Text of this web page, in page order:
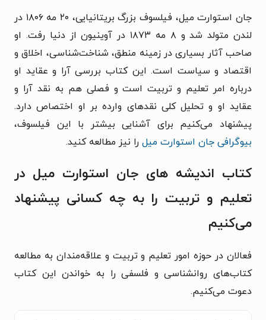
جان استوارت میل، فیلسوف بزرگ بریتانیایی، ۲۰ مه ۱۸۰۶ در
لندن متولد شد و ۸ مه ۱۸۷۳ در آوینیون از دنیا رفت. او
صاحب آثار بسیاری در زمینه منطق، شناخت‌شناسی، اخلاق و
اقتصاد و سیاست است. این کتاب بررسی آرا و عقاید او
درباره امر تعلیم و تربیت است و فصلی هم به نقد آرا و
عقاید او و تحلیل کلی نقدهای وارده بر او اختصاص دارد.
پیشنهاد می‌کنیم برای آشنایی بیشتر با این فیلسوف،
بیوگرافی جان استوارت میل را نیز مطالعه کنید.
کتاب اندیشه های جان استوارت میل در
تعلیم و تربیت را به چه کسانی پیشنهاد
می‌کنیم
فعالان در حوزه امور تعلیم و تربیت و علاقه‌مندان به مطالعه
کتاب‌های روانشناسی و فلسفی را به خواندن این کتاب
دعوت می‌کنیم.